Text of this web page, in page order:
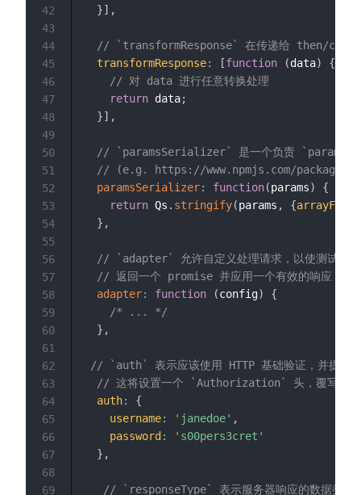
}] ,
// `transformResponse` 在传递给 then/catch
transformResponse: [function (data)
{
// 对 data 进行任意转换处理
return data;
}] ,
// `paramsSerializer` 是一个负责 `params`
// (e.g. https://www.npmjs.com/
paramsSerializer: function(params)
{
return Qs . stringify(params , {
} ,
// `adapter` 允许自定义处理请求，以使测试更
// 返回一个 promise 并应用一个有效的响应
adapter: function (config)
{
/* ... */
} ,
// `auth` 表示应该使用 HTTP 基础验证，并提供
// 这将设置一个 `Authorization` 头，覆写掉
auth:
{
username: 'janedoe' ,
password :
's00pers3cret'
} ,
// `responseType` 表示服务器响应的数据类型
42
43
44
45
46
47
48
49
50
51
52
53
54
55
56
57
58
59
60
61
62
63
64
65
66
67
68
69